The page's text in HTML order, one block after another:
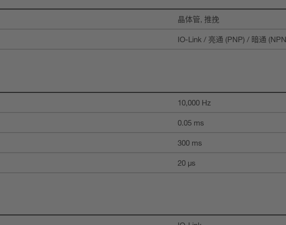
晶体管, 推挽
IO-Link / 亮通 (PNP) / 暗通
10,000 Hz
0.05 ms
300 ms
20 µs